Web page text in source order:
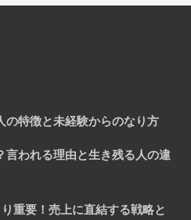
の特徴と未経験からのなり方
言われる理由と生き残る人の違
重要！売上に直結する戦略と